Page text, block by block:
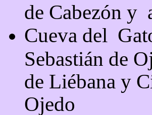
de Cabezón y
Cueva del
Sebastián de
de Liébana y
Ojedo